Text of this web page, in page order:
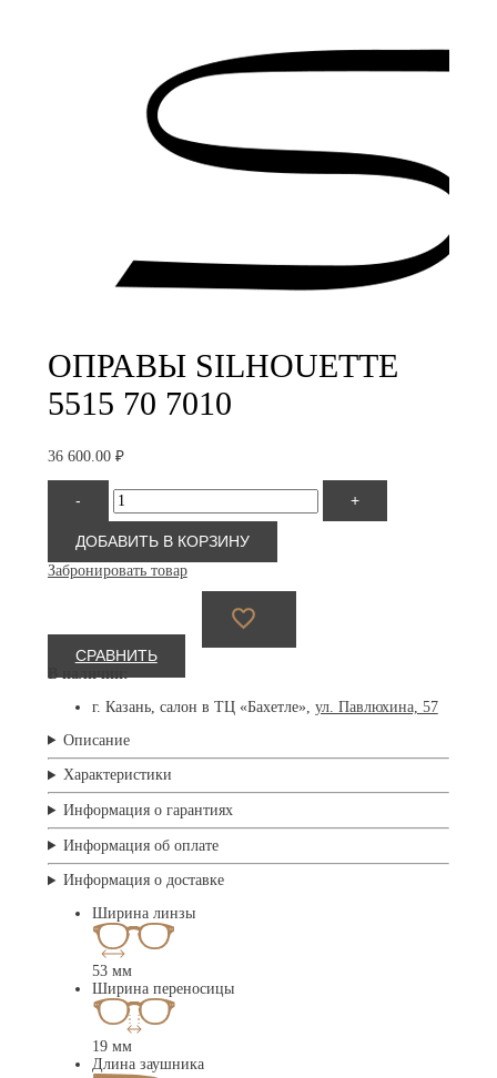
ОПРАВЫ SILHOUETTE
5515 70 7010
36 600.00 ₽
-
Количество
товара
Silhouette
5515
70
7010
+
ДОБАВИТЬ В КОРЗИНУ
Забронировать товар
СРАВНИТЬ
В наличии:
г. Казань, салон в ТЦ «Бахетле», ул. Павлюхина, 57
Описание
Характеристики
Информация о гарантиях
Информация об оплате
Информация о доставке
Ширина линзы
53 мм
Ширина переносицы
19 мм
Длина заушника